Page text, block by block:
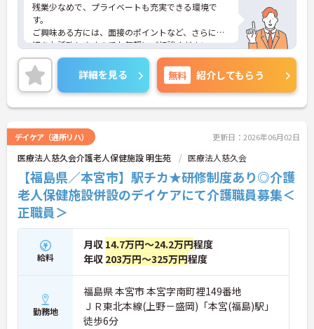
残業少なめで、プライベートも充実できる環境で
す。
ご興味ある方には、面接のポイントなど、さらに詳
細をお話致しますのでお気軽にご相談ください。
詳細を見る 無料 紹介してもらう
デイケア（通所リハ） 更新日：2026年06月02日
医療法人慈久会介護老人保健施設 明生苑 医療法人慈久会
【福島県／本宮市】駅チカ★研修制度あり◎介護
老人保健施設併設のデイケアにて介護職員募集＜
正職員＞
給料
月収 14.7万円～24.2万円程度
年収 203万円～325万円程度
勤務地
福島県 本宮市 本宮字南町裡149番地
ＪＲ東北本線(上野－盛岡)「本宮(福島)駅」
徒歩6分